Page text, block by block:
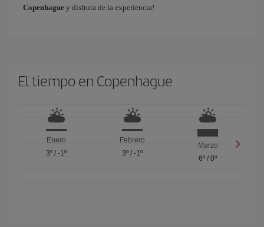
Copenhague y disfruta de la experiencia!
El tiempo en Copenhague
Enero
3º/ -1º
Febrero
3º/ -1º
Marzo
6º/0º